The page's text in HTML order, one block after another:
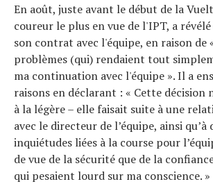
En août, juste avant le début de la
coureur le plus en vue de l'IPT, a
son contrat avec l'équipe, en raison de
problèmes (qui) rendaient tout
ma continuation avec l'équipe ». Il a
raisons en déclarant : « Cette décision
à la légère – elle faisait suite à une
avec le directeur de l’équipe, ainsi qu’à
inquiétudes liées à la course pour
de vue de la sécurité que de la
qui pesaient lourd sur ma conscience. »